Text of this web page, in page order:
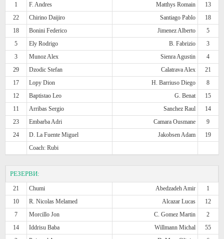
1
F. Andres Matthys Romain
13
22
Chirino Daijiro Santiago Pablo
18
18
Bonini Federico Jimenez Alberto
5
5
Ely Rodrigo B. Fabrizio
3
3
Munoz Alex Sienra Agustin
4
29
Dzodic Stefan Calatrava Alex
21
17
Lopy Dion H. Barriuso Diego
8
12
Baptistao Leo G. Benat
15
11
Arribas Sergio Sanchez Raul
14
23
Embarba Adri Camara Ousmane
9
24
D. La Fuente Miguel Jakobsen Adam
19
Coach: Rubi
РЕЗЕРВИ:
21 Chumi Abedzadeh Amir
1
10
R. Nicolas Melamed Alcazar Lucas
12
7
Morcillo Jon C. Gomez Martin
2
14
Iddrisu Baba Willmann Michal
55